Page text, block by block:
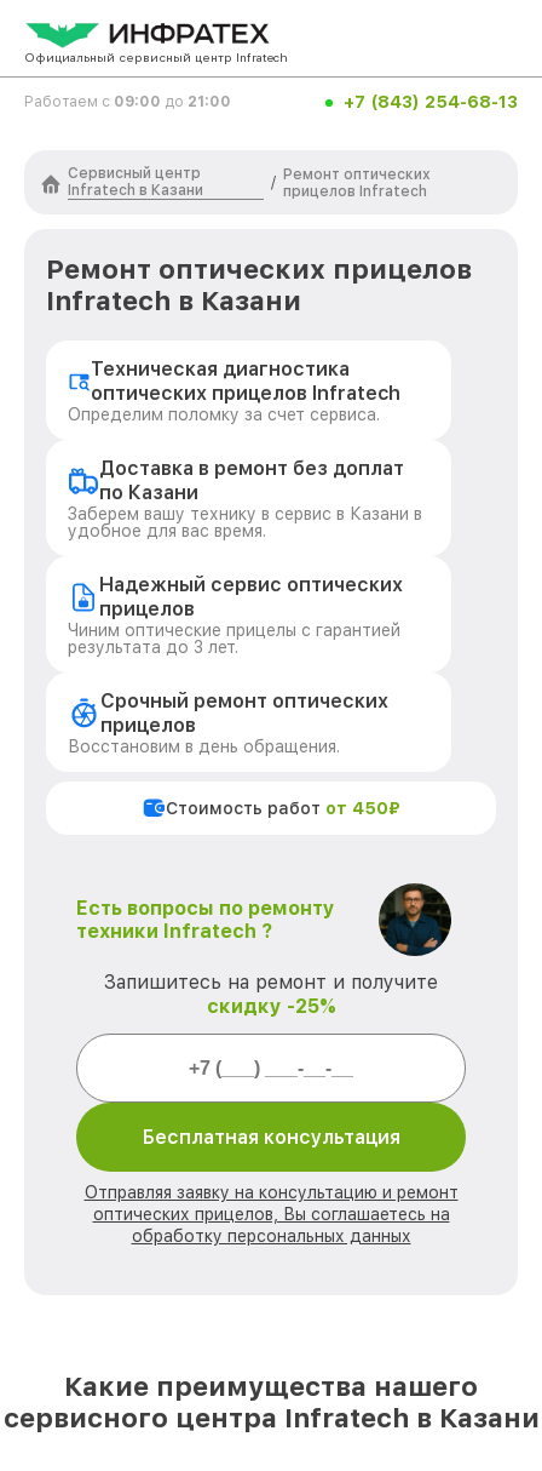
Официальный сервисный центр Infratech
Работаем с 09:00 до 21:00 +7 (843) 254-68-13
Сервисный центр
Infratech в Казани
/ Ремонт оптических
прицелов Infratech
Ремонт оптических прицелов
Infratech в Казани
Техническая диагностика
оптических прицелов Infratech
Определим поломку за счет сервиса.
Доставка в ремонт без доплат
по Казани
Заберем вашу технику в сервис в Казани в
удобное для вас время.
Надежный сервис оптических
прицелов
Чиним оптические прицелы с гарантией
результата до 3 лет.
Срочный ремонт оптических
прицелов
Восстановим в день обращения.
Стоимость работ от 450₽
Есть вопросы по ремонту
техники Infratech ?
Запишитесь на ремонт и получите
скидку -25%
Бесплатная консультация
Отправляя заявку на консультацию и ремонт
оптических прицелов, Вы соглашаетесь на
обработку персональных данных
Какие преимущества нашего
сервисного центра Infratech в Казани